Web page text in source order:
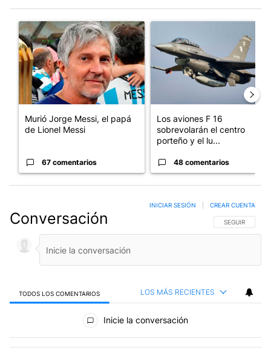
Un artículo de tendencia con el título "Murió Jorge Messi, el
Murió Jorge Messi, el papá
de Lionel Messi
67 comentarios
Los aviones F 16
sobrevolarán el centro
porteño y el lu...
48 comentarios
Conversación SIGA ESTA
SEGUIR
INICIAR SESIÓN CREAR CUENTA
TODOS LOS COMENTARIOS LOS MÁS RECIENTES
Todos los comentarios
Inicie la conversación